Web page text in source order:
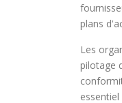
plans
Les
pilotage